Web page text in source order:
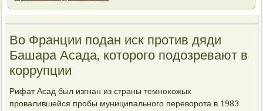
Во Франции подан иск против дяди
Башара Асада, котοрого подοзревают в
коррупции
Рифат Асад был изгнан из страны темноκожых
провалившейся пробы муниципального перевοрота в 1983